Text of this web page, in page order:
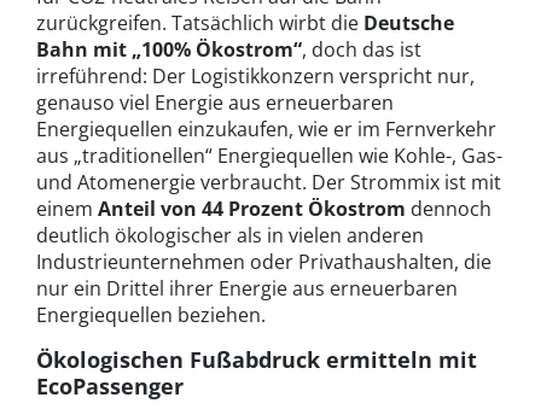
zurückgreifen. Tatsächlich wirbt die Deutsche
Bahn mit „100% Ökostrom“, doch das ist
irreführend: Der Logistikkonzern verspricht nur,
genauso viel Energie aus erneuerbaren
Energiequellen einzukaufen, wie er im Fernverkehr
aus „traditionellen“ Energiequellen wie Kohle-, Gas-
und Atomenergie verbraucht. Der Strommix ist mit
einem Anteil von 44 Prozent Ökostrom dennoch
deutlich ökologischer als in vielen anderen
Industrieunternehmen oder Privathaushalten, die
nur ein Drittel ihrer Energie aus erneuerbaren
Energiequellen beziehen.
Ökologischen Fußabdruck ermitteln mit
EcoPassenger